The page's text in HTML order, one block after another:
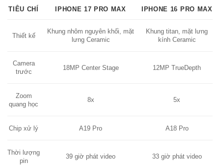
TIÊU CHÍ IPHONE 17 PRO MAX IPHONE 16 PRO MAX
Thiết kế
Khung nhôm nguyên khối, mặt
lưng Ceramic
Khung titan, mặt lưng
kính Ceramic
Camera
trước
18MP Center Stage 12MP TrueDepth
Zoom
quang học
8x 5x
Chip xử lý A19 Pro A18 Pro
Thời lượng
pin
39 giờ phát video 33 giờ phát video